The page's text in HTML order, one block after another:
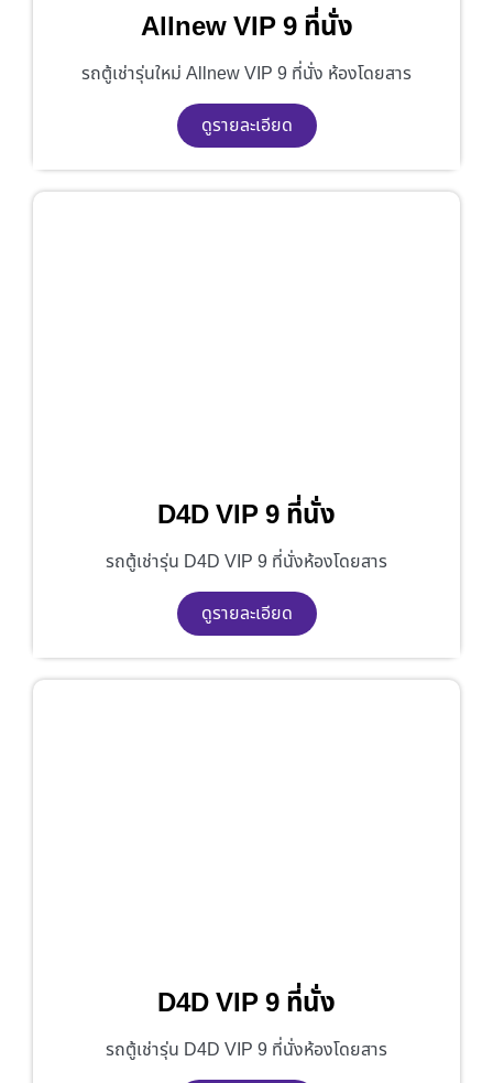
Allnew VIP 9 ที่นั่ง
รถตู้เช่ารุ่นใหม่ Allnew VIP 9 ที่นั่ง ห้องโดยสาร
ดูรายละเอียด
D4D VIP 9 ที่นั่ง
รถตู้เช่ารุ่น D4D VIP 9 ที่นั่งห้องโดยสาร
ดูรายละเอียด
D4D VIP 9 ที่นั่ง
รถตู้เช่ารุ่น D4D VIP 9 ที่นั่งห้องโดยสาร